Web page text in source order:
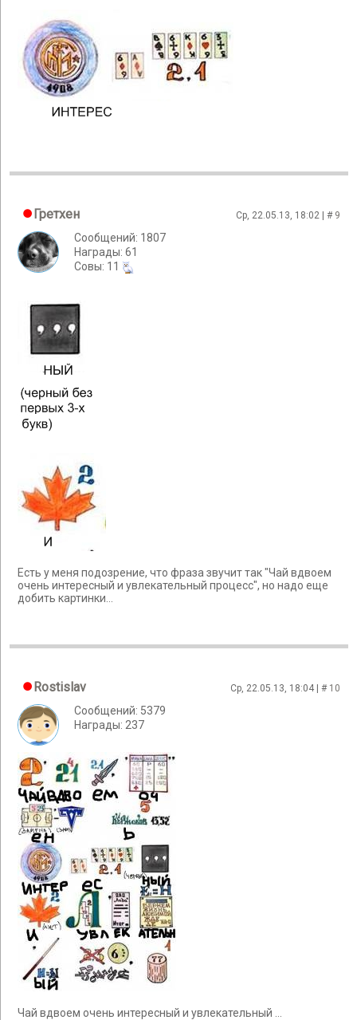
Гретхен Ср, 22.05.13, 18:02 | # 9
Сообщений: 1807
Награды: 61
Cовы: 11
Есть у меня подозрение, что фраза звучит так "Чай вдвоем
очень интересный и увлекательный процесс", но надо еще
добить картинки...
Rostislav Ср, 22.05.13, 18:04 | # 10
Сообщений: 5379
Награды: 237
Чай вдвоем очень интересный и увлекательный ...